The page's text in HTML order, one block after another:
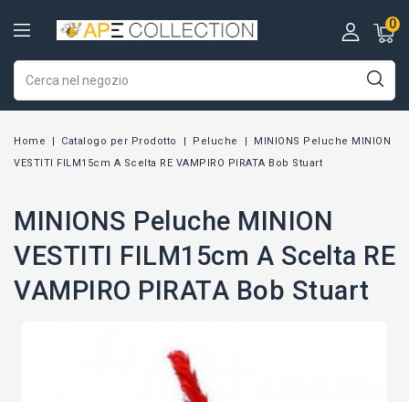
0
Home Catalogo per Prodotto Peluche
MINIONS Peluche MINION
VESTITI FILM15cm A Scelta RE VAMPIRO PIRATA Bob Stuart
MINIONS Peluche MINION
VESTITI FILM15cm A Scelta RE
VAMPIRO PIRATA Bob Stuart